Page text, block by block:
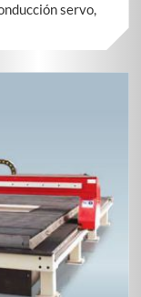
servo,